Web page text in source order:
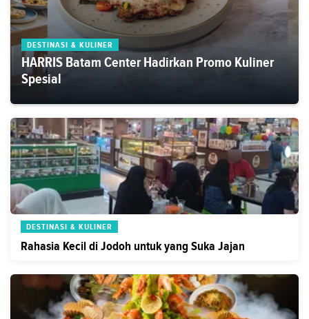
DESTINASI & KULINER
HARRIS Batam Center Hadirkan Promo Kuliner
Spesial
DESTINASI & KULINER
Rahasia Kecil di Jodoh untuk yang Suka Jajan